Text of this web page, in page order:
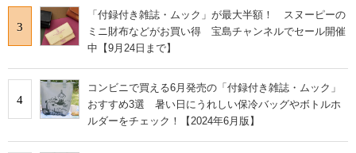
3
「付録付き雑誌・ムック」が最大半額！ スヌーピーの
ミニ財布などがお買い得 宝島チャンネルでセール開催
中【9月24日まで】
4
コンビニで買える6月発売の「付録付き雑誌・ムック」
おすすめ3選 暑い日にうれしい保冷バッグやボトルホ
ルダーをチェック！【2024年6月版】